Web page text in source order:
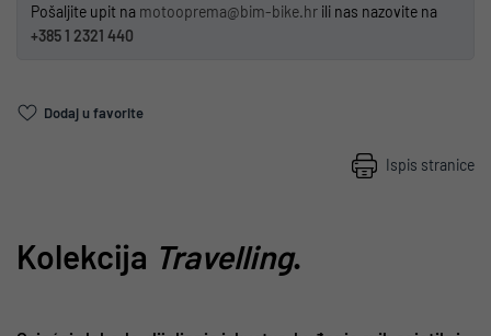
Pošaljite upit na motooprema@bim-bike.hr ili nas nazovite na
+385 1 2321 440
Dodaj u favorite
Ispis stranice
Kolekcija Travelling.